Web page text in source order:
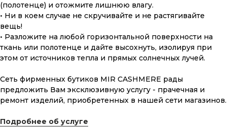
(полотенце) и отожмите лишнюю влагу.
• Ни в коем случае не скручивайте и не растягивайте
вещь!
• Разложите на любой горизонтальной поверхности на
ткань или полотенце и дайте высохнуть, изолируя при
этом от источников тепла и прямых солнечных лучей.
Сеть фирменных бутиков MIR CASHMERE рады
предложить Вам эксклюзивную услугу - прачечная и
ремонт изделий, приобретенных в нашей сети магазинов.
Подробнее об услуге
Что может быть лучше подарка,
сделанного с любовью, теплом
и рассчитанного на долгие годы?